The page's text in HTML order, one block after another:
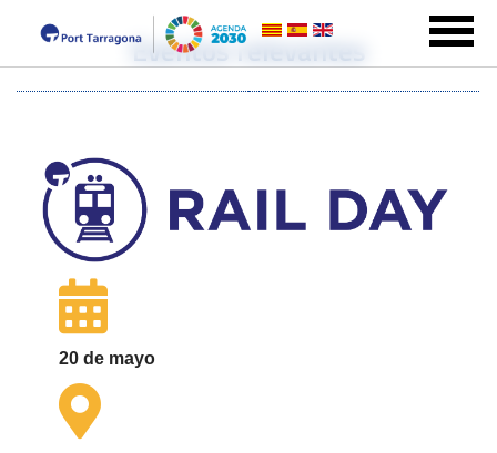
Eventos relevantes
20 de mayo